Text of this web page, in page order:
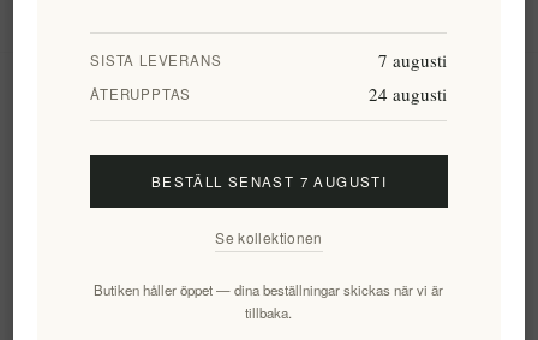
Prenumerera Avsluta bevakning
SISTA LEVERANS 7 augusti
ÅTERUPPTAS 24 augusti
BESTÄLL SENAST 7 AUGUSTI
Se kollektionen
Butiken håller öppet — dina beställningar skickas när vi är
tillbaka.